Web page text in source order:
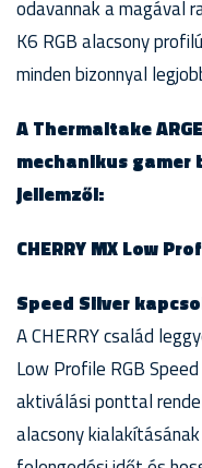
odavannak a magával
K6 RGB alacsony
minden bizonnyal
A Thermaltake
mechanikus
jellemzői:
CHERRY MX Low
Speed Silver
A CHERRY család
Low Profile RGB
aktiválási ponttal
alacsony